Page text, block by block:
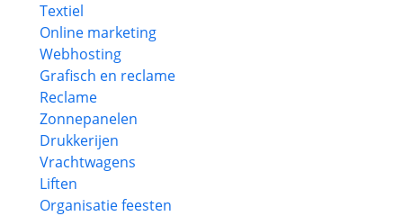
Textiel
Online marketing
Webhosting
Grafisch en reclame
Reclame
Zonnepanelen
Drukkerijen
Vrachtwagens
Liften
Organisatie feesten